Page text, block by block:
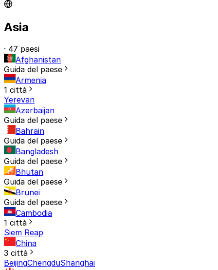
Asia
· 47 paesi
Afghanistan
Guida del paese
Armenia
1 città
Yerevan
Azerbaijan
Guida del paese
Bahrain
Guida del paese
Bangladesh
Guida del paese
Bhutan
Guida del paese
Brunei
Guida del paese
Cambodia
1 città
Siem Reap
China
3 città
BeijingChengduShanghai